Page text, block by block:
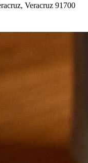
Veracruz 91700